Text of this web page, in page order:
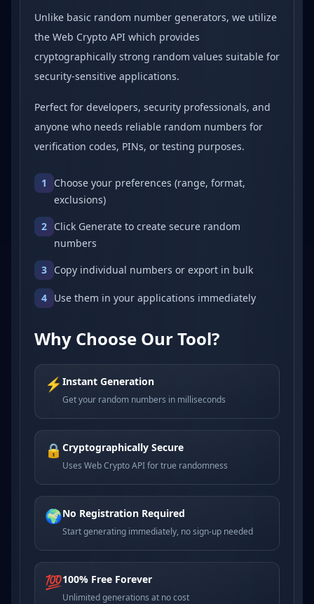
Unlike basic random number generators, we utilize
the Web Crypto API which provides
cryptographically strong random values suitable for
security-sensitive applications.
Perfect for developers, security professionals, and
anyone who needs reliable random numbers for
verification codes, PINs, or testing purposes.
1
Choose your preferences (range, format,
exclusions)
2 Click Generate to create secure random
numbers
3 Copy individual numbers or export in bulk
4 Use them in your applications immediately
Why Choose Our Tool?
⚡ Instant Generation
Get your random numbers in milliseconds
🔒 Cryptographically Secure
Uses Web Crypto API for true randomness
🌍No Registration Required
Start generating immediately, no sign-up needed
💯100% Free Forever
Unlimited generations at no cost